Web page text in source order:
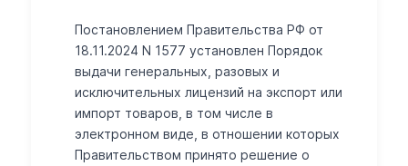
Постановлением Правительства РФ от
18.11.2024 N 1577 установлен Порядок
выдачи генеральных, разовых и
исключительных лицензий на экспорт или
импорт товаров, в том числе в
электронном виде, в отношении которых
Правительством принято решение о